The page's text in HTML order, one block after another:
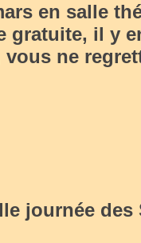
en salle
gratuite, il y
ne
journée des